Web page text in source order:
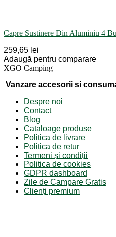
Capre Sustinere Din Aluminiu 4
259,65 lei
Adaugă pentru comparare
XGO Camping
Vanzare accesorii si
Despre noi
Contact
Blog
Cataloage produse
Politica de livrare
Politica de retur
Termeni și condiții
Politica de cookies
GDPR dashboard
Zile de Campare Gratis
Clienți premium